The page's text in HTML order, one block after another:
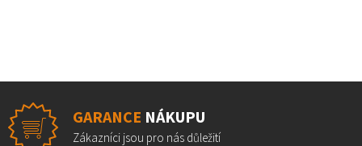
GARANCE NÁKUPU
Zákazníci jsou pro nás důležití